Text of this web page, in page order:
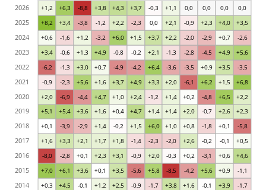
+0,3 +4,5 -0,1 +1,2 +2,5 -0,9 -1,7 +3,8 +1,6 -0,1 +3,9 -1,7
+7,0 +6,1 +3,6 +0,1 +3,5 -5,6 +5,8 -8,5 -4,2 +5,6 +0,9 -1,1
-8,0 -2,8 +0,1 +2,3 +3,1 -0,9 +2,0 -0,3 +0,2 -3,1 +0,6 +4,6
+1,6 +3,3 +2,1 +1,7 +1,8 -1,4 -2,3 -2,0 +2,6 -0,2 -0,1 +0,5
+0,1 -3,9 -2,9 +1,4 -0,2 +1,5 +6,0 +1,0 +0,8 -1,8 +0,1 -5,8
+5,1 +5,4 +3,6 +1,6 +0,4 +4,7 +1,4 +1,4 +2,0 -0,7 +2,6 +2,3
+2,0 -6,9 -4,4 +4,7 +1,0 +2,4 -1,2 +1,4 +0,2 -4,8 +6,5 +2,2
-0,9 -2,3 +5,6 +1,6 +3,7 +4,9 +3,3 +2,0 -6,1 +6,2 +1,5 +6,8
-6,2 -1,3 +3,0 +0,7 -4,9 -4,2 +6,4 -3,6 -3,5 +0,9 +3,5 -3,5
+3,4 -0,6 +1,3 +4,9 -0,8 -0,2 +2,1 -1,3 -2,8 -4,5 +4,9 +5,6
+0,6 -1,6 +1,2 -3,2 +6,0 +1,5 +3,7 +2,2 -2,0 -2,9 +0,7 -2,6
+8,2 +3,4 -3,8 -1,2 +2,2 -2,3 0,0 +2,1 -0,9 +2,3 +4,0 +3,5
+1,2 +6,3 -8,8 +3,8 +4,3 +3,7 -0,3 +1,1 0,0 0,0 0,0 0,0
2014
2015
2016
2017
2018
2019
2020
2021
2022
2023
2024
2025
2026